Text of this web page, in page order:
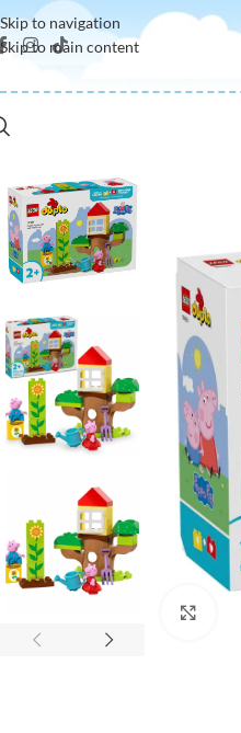
Skip to navigation
Skip to main content